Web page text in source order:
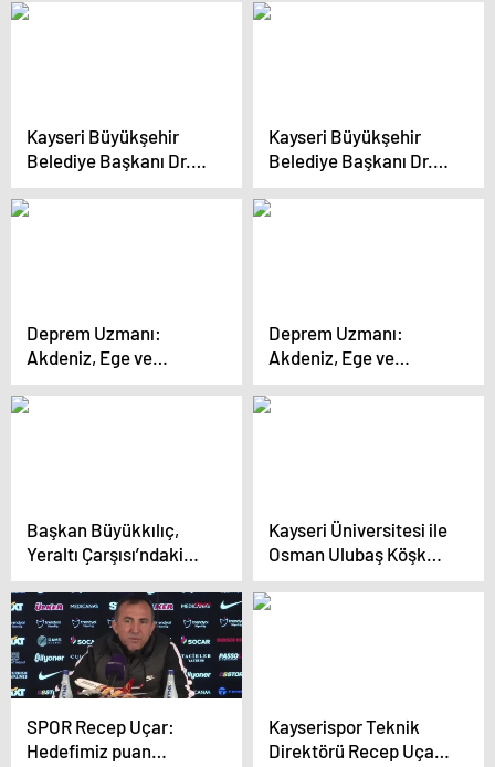
Buluştu
Kayseri Büyükşehir
Belediye Başkanı Dr.
Memduh Büyükkılıç,
Cumhur İttifakı
Kayseri Büyükşehir
Belediye Başkanı Dr.
Memduh Büyükkılıç,
AK Parti Genel Başkan
Deprem Uzmanı:
Akdeniz, Ege ve
Marmara’da 1-3 Metre
Yüksekliğinde Tsunami
Deprem Uzmanı:
Akdeniz, Ege ve
Marmara’da 1-3 Metre
Yüksekliğinde Tsunami
Başkan Büyükkılıç,
Yeraltı Çarşısı’ndaki
Esnafı Ziyaret Etti
Kayseri Üniversitesi ile
Osman Ulubaş Köşk
Anadolu Lisesi
arasında iş birliği
SPOR Recep Uçar:
Hedefimiz puan
Kayserispor Teknik
Direktörü Recep Uçar: